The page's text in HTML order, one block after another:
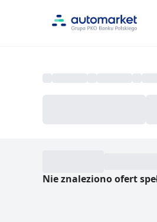
Nie znaleziono ofert